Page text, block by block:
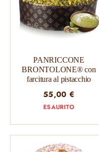
PANRICCONE
BRONTOLONE® con
farcitura al pistacchio
55,00 €
ESAURITO